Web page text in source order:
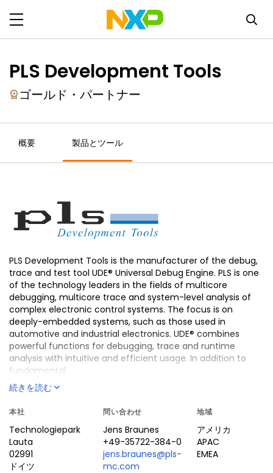
PLS Development Tools
ゴールド・パートナー
概要 製品とツール
PLS Development Tools is the manufacturer of the debug,
trace and test tool UDE® Universal Debug Engine. PLS is one
of the technology leaders in the fields of multicore
debugging, multicore trace and system-level analysis of
complex electronic control systems. The focus is on
deeply-embedded systems, such as those used in
automotive and industrial electronics. UDE® combines
powerful functions for debugging, trace and runtime
analysis with intuitive and efficient usage. In addition to
fundamental
コア・コンピテンシー
Leading edge debugging, trace and test for
microcontrollers and embedded processors
Real multi-core debugging
Powerful trace tool for non-intrusive run-time
debugging and run-time analysis
続きを読む
本社
Technologiepark
Lauta
02991
ドイツ
問い合わせ
Jens Braunes
+49-35722-384-0
jens.braunes@pls-
mc.com
地域
アメリカ
APAC
EMEA